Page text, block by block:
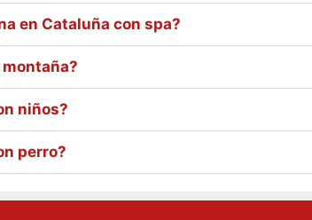
en Cataluña con spa?
niños?
perro?